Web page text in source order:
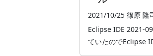
2021/10/25 篠原 隆
Eclipse IDE 2021-
ていたのでEclipse